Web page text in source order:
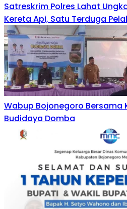
Satreskrim Polres Lahat
Kereta Api, Satu Terduga
Wabup Bojonegoro Bersama
Budidaya Domba